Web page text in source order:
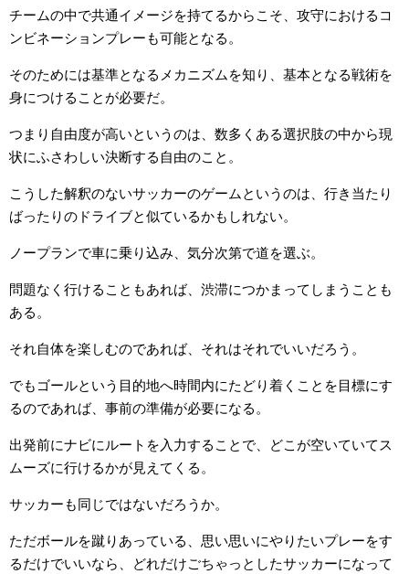
チームの中で共通イメージを持てるからこそ、攻守におけるコ
ンビネーションプレーも可能となる。
そのためには基準となるメカニズムを知り、基本となる戦術を
身につけることが必要だ。
つまり自由度が高いというのは、数多くある選択肢の中から現
状にふさわしい決断する自由のこと。
こうした解釈のないサッカーのゲームというのは、行き当たり
ばったりのドライブと似ているかもしれない。
ノープランで車に乗り込み、気分次第で道を選ぶ。
問題なく行けることもあれば、渋滞につかまってしまうことも
ある。
それ自体を楽しむのであれば、それはそれでいいだろう。
でもゴールという目的地へ時間内にたどり着くことを目標にす
るのであれば、事前の準備が必要になる。
出発前にナビにルートを入力することで、どこが空いていてス
ムーズに行けるかが見えてくる。
サッカーも同じではないだろうか。
ただボールを蹴りあっている、思い思いにやりたいプレーをす
るだけでいいなら、どれだけごちゃっとしたサッカーになって